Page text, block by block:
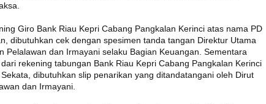
Giro Bank Riau Kepri Cabang Pangkalan Kerinci atas nama PD
dibutuhkan cek dengan spesimen tanda tangan Direktur Utama
Pelalawan dan Irmayani selaku Bagian Keuangan. Sementara
rekening tabungan Bank Riau Kepri Cabang Pangkalan Kerinci
dibutuhkan slip penarikan yang ditandatangani oleh Dirut
dan Irmayani.